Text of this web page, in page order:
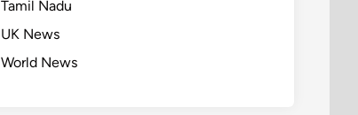
Tamil Nadu
UK News
World News